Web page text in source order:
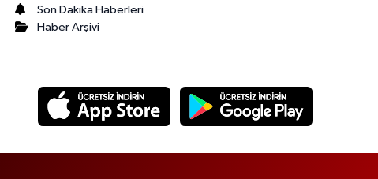
Son Dakika Haberleri
Haber Arşivi